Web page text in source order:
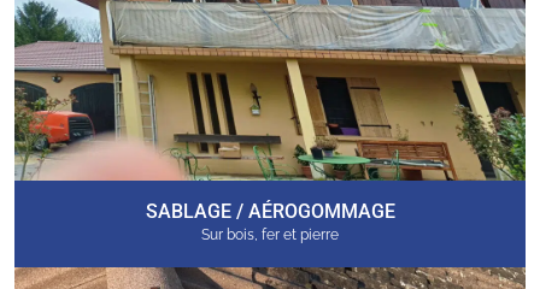
SABLAGE / AÉROGOMMAGE
Sur bois, fer et pierre